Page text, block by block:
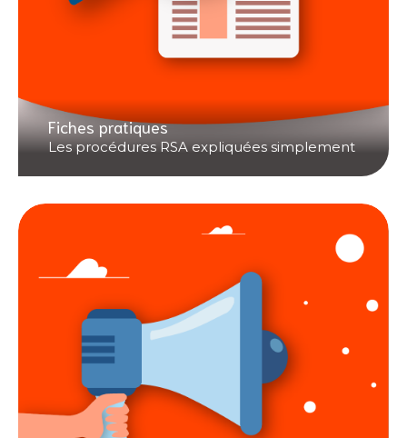
Fiches pratiques
Les procédures RSA expliquées simplement